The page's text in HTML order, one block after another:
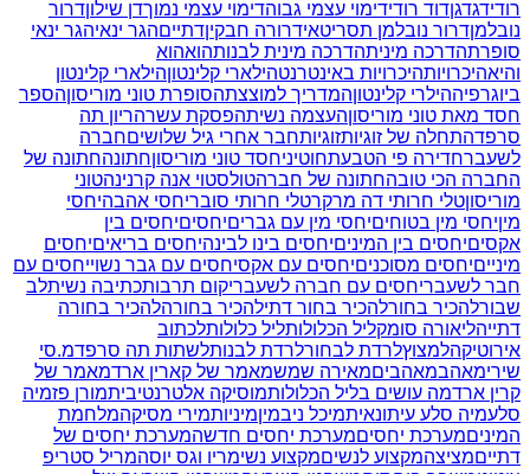
רודידגדגןדוד רודידימוי עצמי גבוהדימוי עצמי נמוךדן שילוןדרור
נובלמןדרור נובלמן תסריטאידרורה חבקיןדתייםהגר ינאיהגר ינאי
סופרתהדרכה מיניתהדרכה מינית לבנותהואהוא
והיאהיכרויותהיכרויות באינטרנטהילארי קלינטוןהילארי קלינטון
ביוגרפיההילרי קלינטוןהמדריך למוצצתהסופרת טוני מוריסוןהספר
חסד מאת טוני מוריסוןהעצמה נשיתהפסקת עשרהריון תה
סרפדהתחלה של זוגיותזוגיותחבר אחרי גיל שלושיםחברה
לשעברחדירה פי הטבעתחוטיניחסד טוני מוריסוןחתונהחתונה של
החברה הכי טובהחתונה של חברהטולסטוי אנה קרנינהטוני
מוריסוןטלי חרותי דה מרקרטלי חרותי סובריחסי אהבהיחסי
מיןיחסי מין בטוחיםיחסי מין עם גבריםיחסיםיחסים בין
אקסיםיחסים בין המיניםיחסים בינו לבינהיחסים בריאיםיחסים
מינייםיחסים מסוכניםיחסים עם אקסיחסים עם גבר נשוייחסים עם
חבר לשעבריחסים עם חברה לשעבריקום תרבותכתיבה נשיתלב
שבורלהכיר בחורלהכיר בחור דתילהכיר בחורהלהכיר בחורה
דתייהליאורה סומקליל הכלולותליל כלולותלכתוב
אירוטיקהלמצוץלרדת לבחורלרדת לבנותלשתות תה סרפדמ.סי
שירימאהבמאהביםמאירה שמשמאמר של קארין ארדמאמר של
קרין ארדמה עושים בליל הכלולותמוסיקה אלטרנטיביתמורן פזמיה
סלעמיה סלע עיתונאיתמיכל ניבמיןמיניותמירי מסיקהמלחמת
המיניםמערכת יחסיםמערכת יחסים חדשהמערכת יחסים של
דתייםמציצהמקצוע לנשיםמקצוע נשימריו וגס יוסהמריל סטריפ